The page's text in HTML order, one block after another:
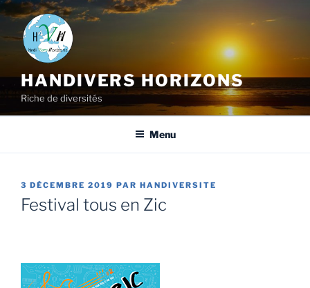
HANDIVERS HORIZONS
Riche de diversités
Menu
3 DÉCEMBRE 2019 PAR HANDIVERSITE
Festival tous en Zic